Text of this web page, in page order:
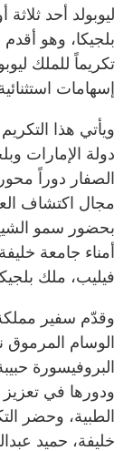
ليوبولد أحد
بلجيكا، وهو
تكريماً للملك
إسهامات
ويأتي هذا
دولة الإمارات
الصفار دوراً
مجال اكتشاف
بحضور سمو
أمناء جامعة
فيليب، ملك
وقدّم سفير مملكة
الوسام المرموق
البروفيسورة
ودورها في
الطبية، وحضر
خليفة، حميد